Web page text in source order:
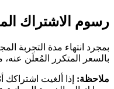
رسوم الاشتراك
بمجرد انتهاء مدة التجربة
بالسعر المتكرر المُعلَن عنه،
ملاحظة: إذا ألغيت اشتراكك